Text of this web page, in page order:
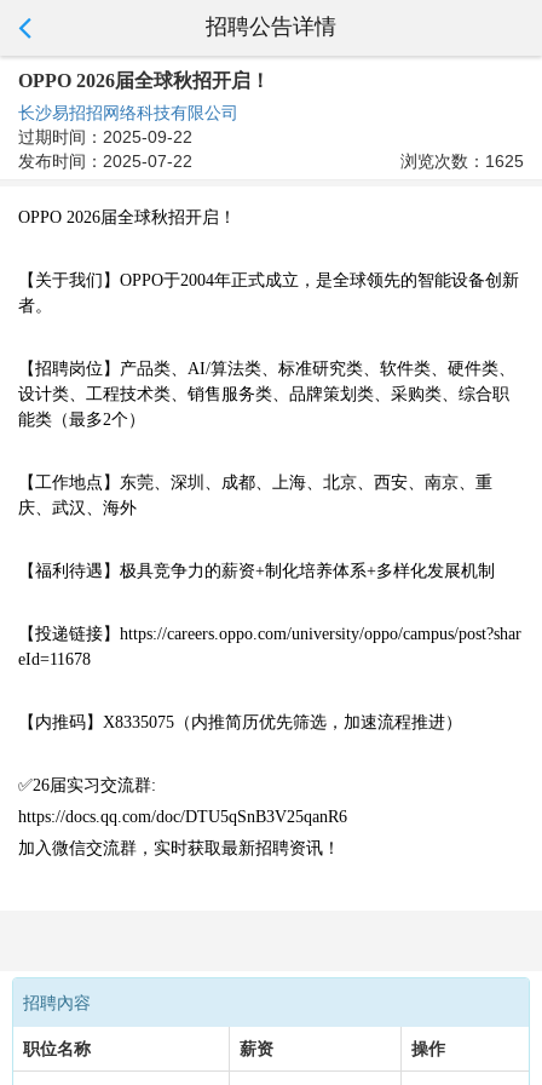
招聘公告详情
OPPO 2026届全球秋招开启！
长沙易招招网络科技有限公司
过期时间：2025-09-22
发布时间：2025-07-22
浏览次数：1625
OPPO 2026届全球秋招开启！
【关于我们】OPPO于2004年正式成立，是全球领先的智能设备创新
者。
【招聘岗位】产品类、AI/算法类、标准研究类、软件类、硬件类、
设计类、工程技术类、销售服务类、品牌策划类、采购类、综合职
能类（最多2个）
【工作地点】东莞、深圳、成都、上海、北京、西安、南京、重
庆、武汉、海外
【福利待遇】极具竞争力的薪资+制化培养体系+多样化发展机制
【投递链接】https://careers.oppo.com/university/oppo/campus/post?shar
eId=11678
【内推码】X8335075（内推简历优先筛选，加速流程推进）
✅26届实习交流群:
https://docs.qq.com/doc/DTU5qSnB3V25qanR6
加入微信交流群，实时获取最新招聘资讯！
招聘內容
职位名称 薪资 操作